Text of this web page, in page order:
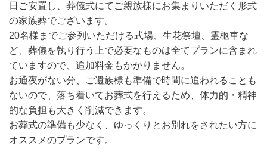
日ご安置し、葬儀式にてご親族様にお集まりいただく形式
の家族葬でございます。
20名様までご参列いただける式場、生花祭壇、霊柩車な
ど、葬儀を執り行う上で必要なものは全てプランに含まれ
ていますので、追加料金もかかりません。
お通夜がない分、ご遺族様も準備で時間に追われることも
ないので、落ち着いてお葬式を行えるため、体力的・精神
的な負担も大きく削減できます。
お葬式の準備も少なく、ゆっくりとお別れをされたい方に
オススメのプランです。